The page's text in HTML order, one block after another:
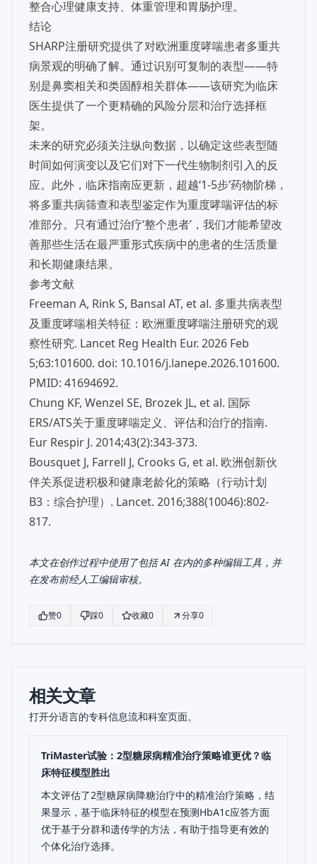
整合心理健康支持、体重管理和胃肠护理。
结论
SHARP注册研究提供了对欧洲重度哮喘患者多重共
病景观的明确了解。通过识别可复制的表型——特
别是鼻窦相关和类固醇相关群体——该研究为临床
医生提供了一个更精确的风险分层和治疗选择框
架。
未来的研究必须关注纵向数据，以确定这些表型随
时间如何演变以及它们对下一代生物制剂引入的反
应。此外，临床指南应更新，超越‘1-5步’药物阶梯，
将多重共病筛查和表型鉴定作为重度哮喘评估的标
准部分。只有通过治疗‘整个患者’，我们才能希望改
善那些生活在最严重形式疾病中的患者的生活质量
和长期健康结果。
参考文献
Freeman A, Rink S, Bansal AT, et al. 多重共病表型
及重度哮喘相关特征：欧洲重度哮喘注册研究的观
察性研究. Lancet Reg Health Eur. 2026 Feb
5;63:101600. doi: 10.1016/j.lanepe.2026.101600.
PMID: 41694692.
Chung KF, Wenzel SE, Brozek JL, et al. 国际
ERS/ATS关于重度哮喘定义、评估和治疗的指南.
Eur Respir J. 2014;43(2):343-373.
Bousquet J, Farrell J, Crooks G, et al. 欧洲创新伙
伴关系促进积极和健康老龄化的策略（行动计划
B3：综合护理）. Lancet. 2016;388(10046):802-
817.
本文在创作过程中使用了包括 AI 在内的多种编辑工具，并
在发布前经人工编辑审核。
赞0 踩0 收藏0 分享0
相关文章
打开分语言的专科信息流和科室页面。
TriMaster试验：2型糖尿病精准治疗策略谁更优？临
床特征模型胜出
本文评估了2型糖尿病降糖治疗中的精准治疗策略，结
果显示，基于临床特征的模型在预测HbA1c应答方面
优于基于分群和遗传学的方法，有助于指导更有效的
个体化治疗选择。